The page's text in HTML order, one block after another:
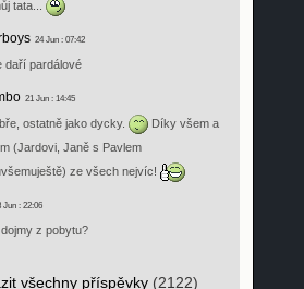
tata...
24 Jun : 07:42
daří pardálové
21 Jun : 14:45
ostatně jako dycky.
Díky všem a
(Jardovi, Janě s Pavlem
ze všech nejvíc!
Jun : 22:06
z pobytu?
všechny příspěvky(2122)